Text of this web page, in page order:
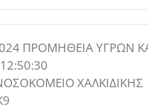
ΠΡΟΜΗΘΕΙΑ ΥΓΡΩΝ
ΧΑΛΚΙΔΙΚΗΣ